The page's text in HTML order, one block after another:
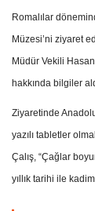
Romalılar
Müzesi’ni ziyaret
Müdür Vekili
hakkında bilgiler
Ziyaretinde
yazılı tabletler
Çalış, “Çağlar
yıllık tarihi ile